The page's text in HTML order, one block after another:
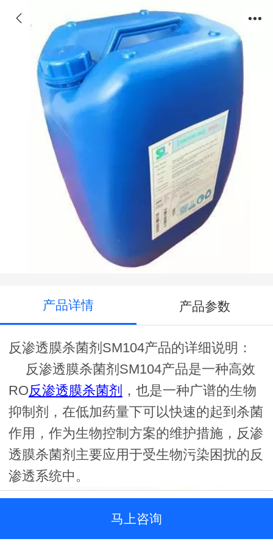
反渗透杀菌剂用量SM104
产品详情 产品参数
反渗透膜杀菌剂SM104产品的详细说明：
反渗透膜杀菌剂SM104产品是一种高效
RO反渗透膜杀菌剂 ，也是一种广谱的生物
抑制剂，在低加药量下可以快速的起到杀菌
作用，作为生物控制方案的维护措施，反渗
透膜杀菌剂主要应用于受生物污染困扰的反
渗透系统中。
马上咨询